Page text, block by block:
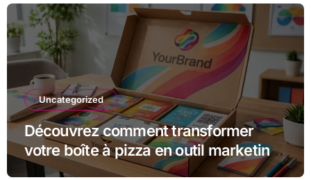
Uncategorized
Découvrez comment transformer
votre boîte à pizza en outil marketing
unique